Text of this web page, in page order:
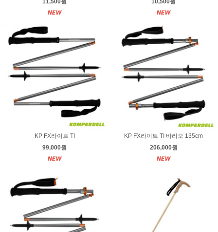
11,500원 10,500원
KP FX라이트 TI
99,000원
KP FX라이트 TI 바리오 135cm
206,000원